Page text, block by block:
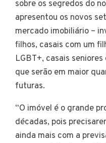
sobre os segredos do
apresentou os novos
mercado imobiliário –
filhos, casais com um
LGBT+, casais
que serão em maior
futuras.
“O imóvel é o grande
décadas, pois
ainda mais com a